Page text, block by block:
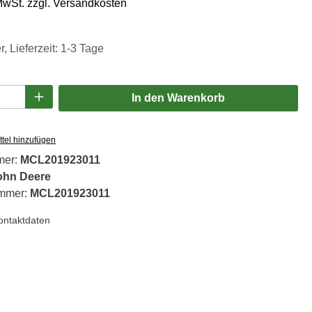
zzgl. Versandkosten
Lieferzeit: 1-3 Tage
Anzahl: Gib den gewünschten Wert ein
In den Warenkorb
hinzufügen
MCL201923011
Deere
MCL201923011